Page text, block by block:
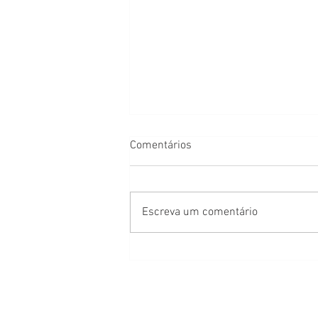
Comentários
Escreva um comentário